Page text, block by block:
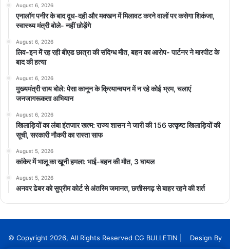
August 6, 2026
एनालॉग पनीर के बाद दूध-दही और मक्खन में मिलावट करने वालों पर कसेगा शिकंजा,
स्वास्थ्य मंत्री बोले- नहीं छोड़ेंगे
August 6, 2026
लिव-इन में रह रही बीएड छात्रा की संदिग्ध मौत, बहन का आरोप- पार्टनर ने मारपीट के
बाद की हत्या
August 6, 2026
मुख्यमंत्री साय बोले: पेसा कानून के क्रियान्वयन में न रहे कोई भ्रम, चलाएं
जनजागरूकता अभियान
August 6, 2026
खिलाड़ियों का लंबा इंतजार खत्म: राज्य शासन ने जारी की 156 उत्कृष्ट खिलाड़ियों की
सूची, सरकारी नौकरी का रास्ता साफ
August 5, 2026
कांकेर में भालू का खूनी हमला: भाई-बहन की मौत, 3 घायल
August 5, 2026
अनवर ढेबर को सुप्रीम कोर्ट से अंतरिम जमानत, छत्तीसगढ़ से बाहर रहने की शर्त
© Copyright 2026, All Rights Reserved CG BULLETIN | Design By